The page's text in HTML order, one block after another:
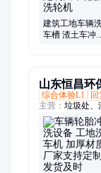
建筑工地车辆
车槽 渣土车冲
山东恒昌环
综合体验L1
主营： 垃圾处、
洗平台、冲洗
台、车辆清洗
平台、清洗设
场、工程车清